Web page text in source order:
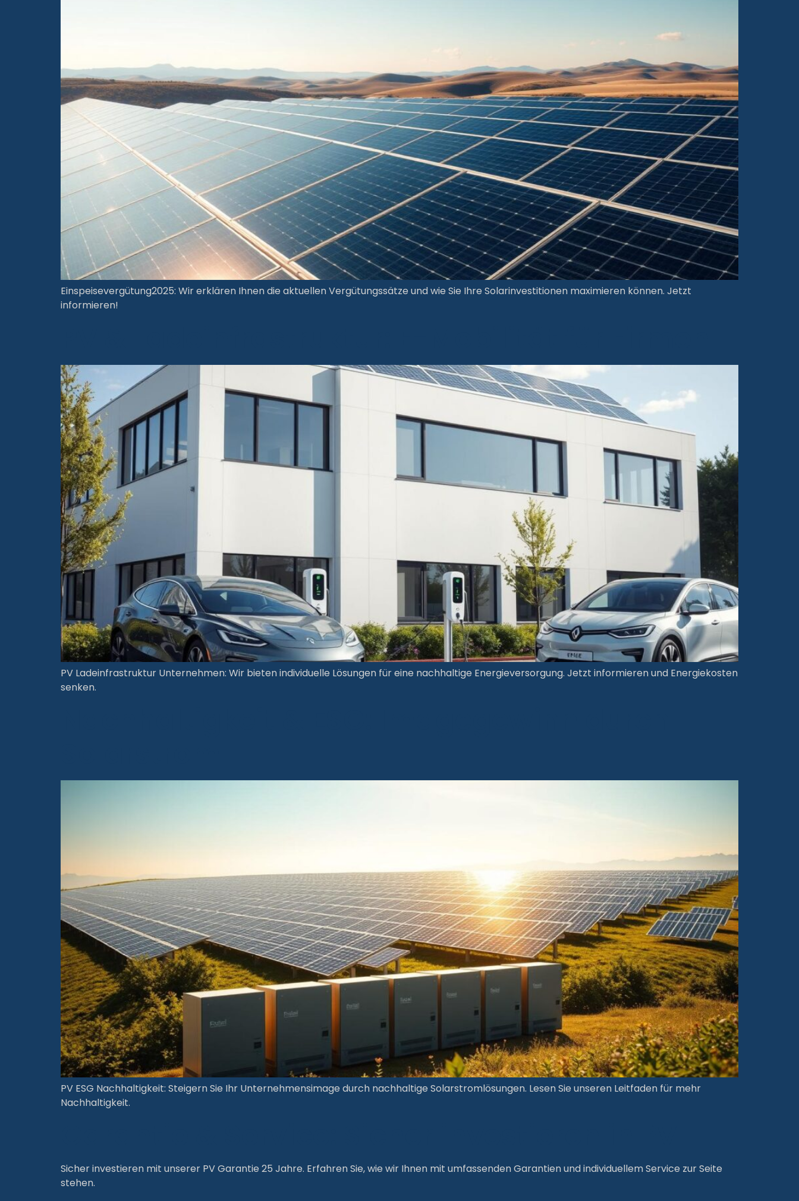
Einspeisevergütung2025: Wir erklären Ihnen die aktuellen Vergütungssätze und wie Sie Ihre Solarinvestitionen maximieren können. Jetzt
informieren!
PV Ladeinfrastruktur Unternehmen: Wir bieten individuelle Lösungen für eine nachhaltige Energieversorgung. Jetzt informieren und Energiekosten
senken.
PV ESG Nachhaltigkeit: Steigern Sie Ihr Unternehmensimage durch nachhaltige Solarstromlösungen. Lesen Sie unseren Leitfaden für mehr
Nachhaltigkeit.
Sicher investieren mit unserer PV Garantie 25 Jahre. Erfahren Sie, wie wir Ihnen mit umfassenden Garantien und individuellem Service zur Seite
stehen.